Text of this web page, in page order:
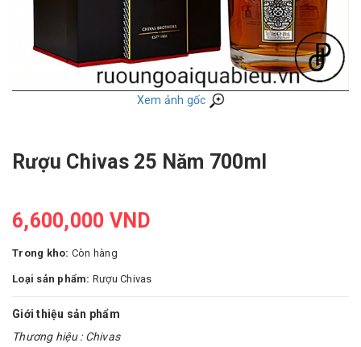
Xem ảnh gốc
Rượu Chivas 25 Năm 700ml
6,600,000 VND
Trong kho: Còn hàng
Loại sản phẩm: Rượu Chivas
Giới thiệu sản phẩm
Thương hiệu : Chivas